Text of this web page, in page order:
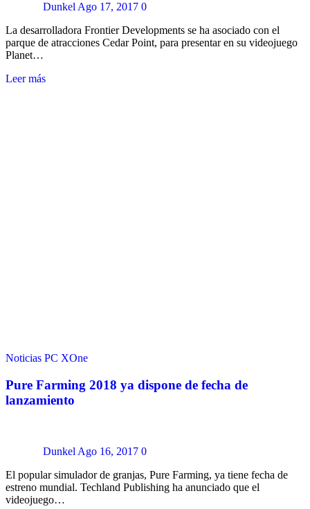
Dunkel Ago 17, 2017 0
La desarrolladora Frontier Developments se ha asociado con el
parque de atracciones Cedar Point, para presentar en su videojuego
Planet…
Leer más
Noticias PC XOne
Pure Farming 2018 ya dispone de fecha de
lanzamiento
DunkelAgo 16, 2017 0
El popular simulador de granjas, Pure Farming, ya tiene fecha de
estreno mundial. Techland Publishing ha anunciado que el
videojuego…